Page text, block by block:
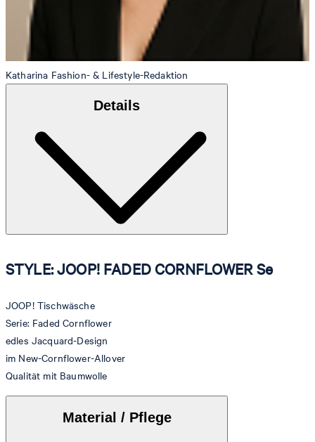
Katharina Fashion- & Lifestyle-Redaktion
Details
STYLE: JOOP! FADED CORNFLOWER Se
JOOP! Tischwäsche
Serie: Faded Cornflower
edles Jacquard-Design
im New-Cornflower-Allover
Qualität mit Baumwolle
Material / Pflege